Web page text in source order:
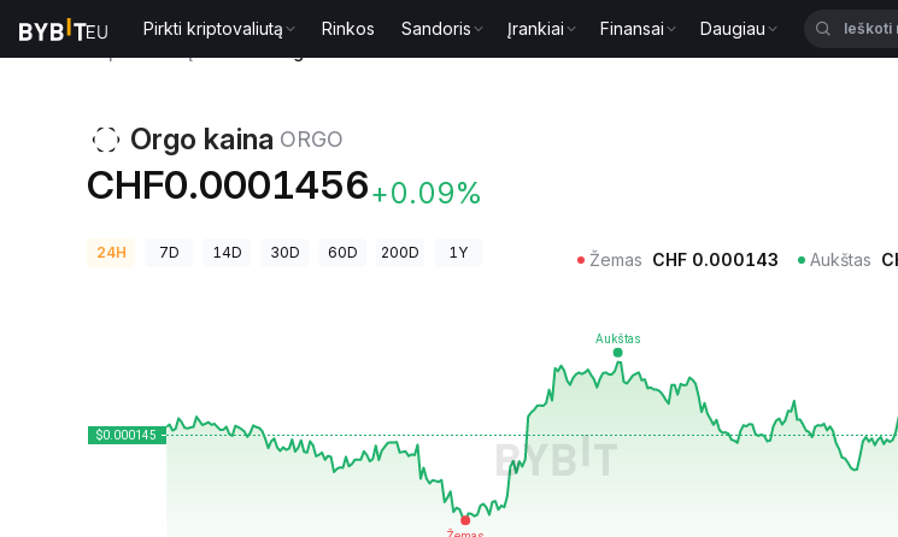
Pirkti kriptovaliutą Rinkos Sandoris Įrankiai Finansai Daugiau
Orgo kaina ORGO
CHF0.0001456+0.09%
24H 7D 14D 30D 60D 200D 1Y Žemas CHF 0.000143 Aukštas